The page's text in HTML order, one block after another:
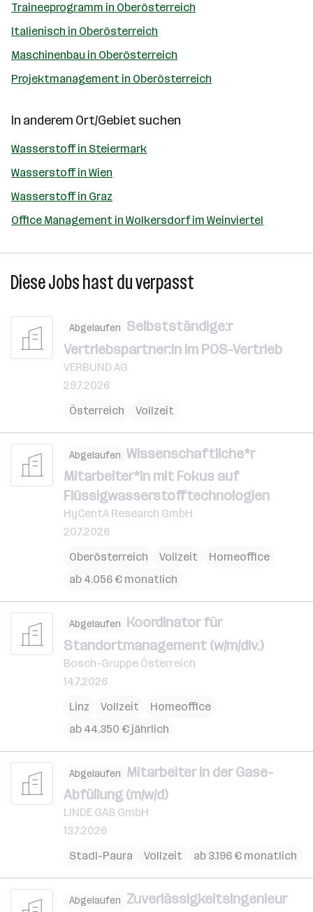
Traineeprogramm in Oberösterreich
Italienisch in Oberösterreich
Maschinenbau in Oberösterreich
Projektmanagement in Oberösterreich
In anderem Ort/Gebiet suchen
Wasserstoff in Steiermark
Wasserstoff in Wien
Wasserstoff in Graz
Office Management in Wolkersdorf im Weinviertel
Diese Jobs hast du verpasst
Abgelaufen Selbstständige:r
Vertriebspartner:in im POS-Vertrieb
VERBUND AG
29.7.2026
Österreich
Vollzeit
Abgelaufen Wissenschaftliche*r
Mitarbeiter*in mit Fokus auf
Flüssigwasserstofftechnologien
HyCentA Research GmbH
20.7.2026
Oberösterreich
Vollzeit
Homeoffice
ab 4.056 € monatlich
Abgelaufen Koordinator für
Standortmanagement (w/m/div.)
Bosch-Gruppe Österreich
14.7.2026
Linz
Vollzeit
Homeoffice
ab 44.350 € jährlich
Abgelaufen Mitarbeiter in der Gase-
Abfüllung (m/w/d)
LINDE GAS GmbH
13.7.2026
Stadl-Paura
Vollzeit ab 3.196 € monatlich
Abgelaufen Zuverlässigkeitsingenieur